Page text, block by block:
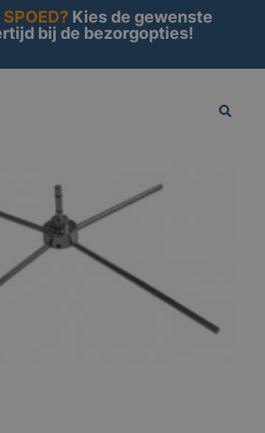
Vlaggen /Beachvlag accessoires
SPOED?Kies de gewenste
bij de bezorgopties!